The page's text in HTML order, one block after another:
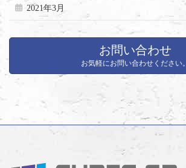
2021年3月
お問い合わせ
お気軽にお問い合わせください。